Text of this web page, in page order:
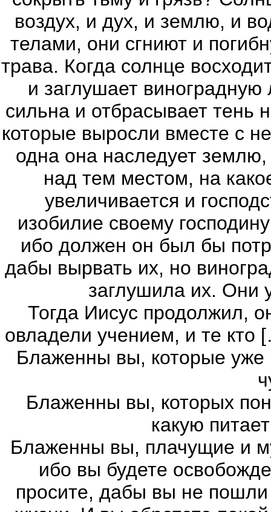
воздух, и дух, и землю, и
телами, они сгниют и
трава. Когда солнце
и заглушает виноградную
сильна и отбрасывает тень
которые выросли вместе с
одна она наследует землю,
над тем местом, на
увеличивается и
изобилие своему
ибо должен он был бы
дабы вырвать их, но
заглушила их. Они
Тогда Иисус продолжил,
овладели учением, и те кто
Блаженны вы, которые
Блаженны вы, которых
какую
Блаженны вы, плачущие и
ибо вы будете
просите, дабы вы не